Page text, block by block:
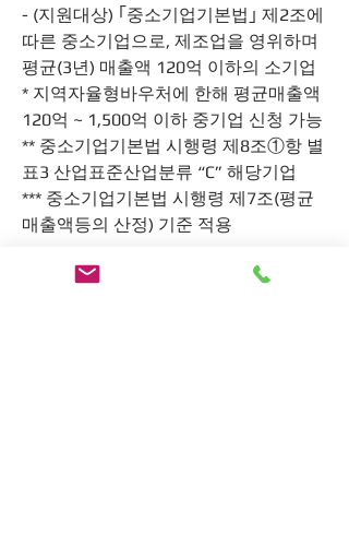
- (지원대상) ｢중소기업기본법｣ 제2조에
따른 중소기업으로, 제조업을 영위하며
평균(3년) 매출액 120억 이하의 소기업
* 지역자율형바우처에 한해 평균매출액
120억 ~ 1,500억 이하 중기업 신청 가능
** 중소기업기본법 시행령 제8조①항 별
표3 산업표준산업분류 “C” 해당기업
*** 중소기업기본법 시행령 제7조(평균
매출액등의 산정) 기준 적용
https://www.mssmiv.com/portal/boar